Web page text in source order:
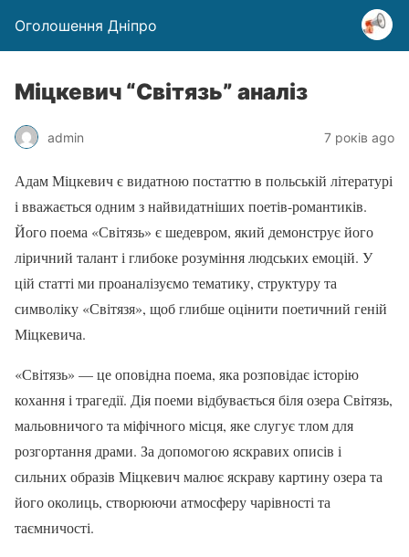
Оголошення Дніпро
Міцкевич “Світязь” аналіз
admin 7 років ago
Адам Міцкевич є видатною постаттю в польській літературі
і вважається одним з найвидатніших поетів-романтиків.
Його поема «Світязь» є шедевром, який демонструє його
ліричний талант і глибоке розуміння людських емоцій. У
цій статті ми проаналізуємо тематику, структуру та
символіку «Світязя», щоб глибше оцінити поетичний геній
Міцкевича.
«Світязь» — це оповідна поема, яка розповідає історію
кохання і трагедії. Дія поеми відбувається біля озера Світязь,
мальовничого та міфічного місця, яке слугує тлом для
розгортання драми. За допомогою яскравих описів і
сильних образів Міцкевич малює яскраву картину озера та
його околиць, створюючи атмосферу чарівності та
таємничості.